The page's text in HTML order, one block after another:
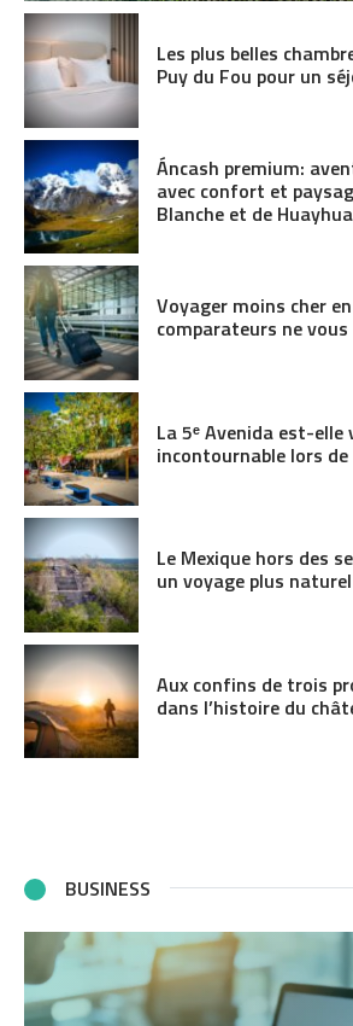
Les plus belles
Puy du Fou pour un
Áncash premium:
avec confort et
Blanche et de
Voyager moins cher
comparateurs ne
La 5ᵉ Avenida est-
incontournable lors de
Le Mexique hors des
un voyage plus
Aux confins de trois
dans l’histoire du
BUSINESS